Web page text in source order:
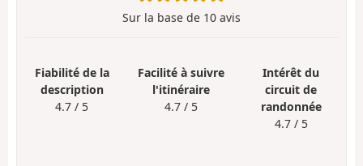
Sur la base de 10 avis
Fiabilité de la
description
4.7 / 5
Facilité à suivre
l'itinéraire
4.7 / 5
Intérêt du
circuit de
randonnée
4.7 / 5